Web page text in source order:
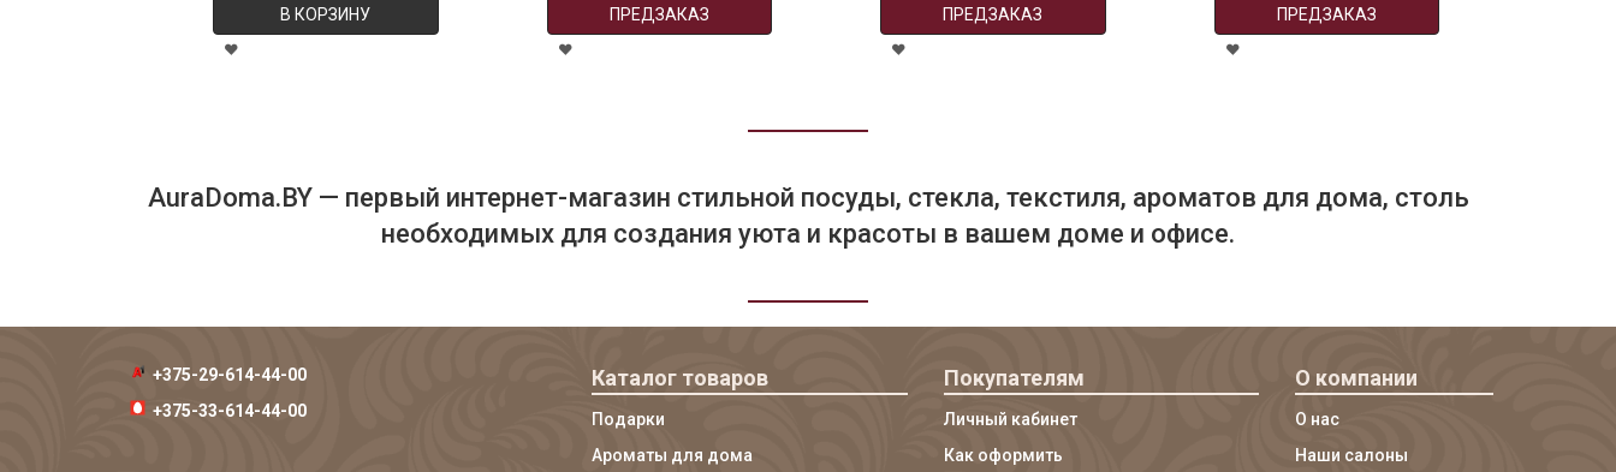
В КОРЗИНУ ПРЕДЗАКАЗ ПРЕДЗАКАЗ ПРЕДЗАКАЗ
AuraDoma.BY — первый интернет-магазин стильной посуды, стекла, текстиля, ароматов для дома, столь
необходимых для создания уюта и красоты в вашем доме и офисе.
+375-29-614-44-00
+375-33-614-44-00
Каталог товаров
Подарки
Ароматы для дома
Покупателям
Личный кабинет
Как оформить
О компании
О нас
Наши салоны